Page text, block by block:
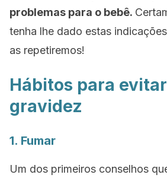
problemas para o bebê.
tenha lhe dado estas
as repetiremos!
Hábitos para
gravidez
1. Fumar
Um dos primeiros conselhos